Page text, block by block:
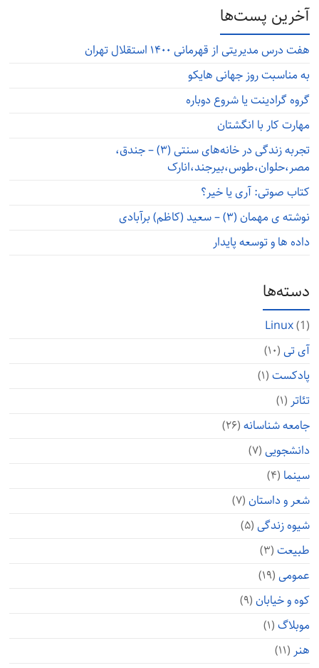
آخرین پست‌ها
هفت درس مدیریتی از قهرمانی ۱۴۰۰ استقلال تهران
به مناسبت روز جهانی هایکو
گروه گرادینت یا شروع دوباره
مهارت کار با انگشتان
تجربه زندگی در خانه‌های سنتی (۳) – جندق،
مصر،حلوان،طوس،بیرجند،انارک
کتاب صوتی: آری یا خیر؟
نوشته ی مهمان (۳) – سعید (کاظم) برآبادی
داده ها و توسعه پایدار
دسته‌ها
Linux(1)
آی تی(۱۰)
پادکست(۱)
تئاتر (۱)
جامعه شناسانه(۲۶)
دانشجویی(۷)
سینما (۴)
شعر و داستان(۷)
شیوه زندگی(۵)
طبیعت(۳)
عمومی(۱۹)
کوه و خیابان(۹)
موبلاگ(۱)
هنر (۱۱)